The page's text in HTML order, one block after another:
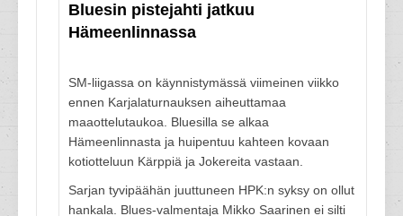
Bluesin pistejahti jatkuu
Hämeenlinnassa
SM-liigassa on käynnistymässä viimeinen viikko
ennen Karjalaturnauksen aiheuttamaa
maaottelutaukoa. Bluesilla se alkaa
Hämeenlinnasta ja huipentuu kahteen kovaan
kotiotteluun Kärppiä ja Jokereita vastaan.
Sarjan tyvipäähän juuttuneen HPK:n syksy on ollut
hankala. Blues-valmentaja Mikko Saarinen ei silti